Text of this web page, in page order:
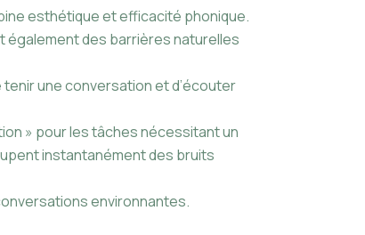
esthétique et efficacité phonique.
également des barrières naturelles
une conversation et d’écouter
» pour les tâches nécessitant un
instantanément des bruits
environnantes.